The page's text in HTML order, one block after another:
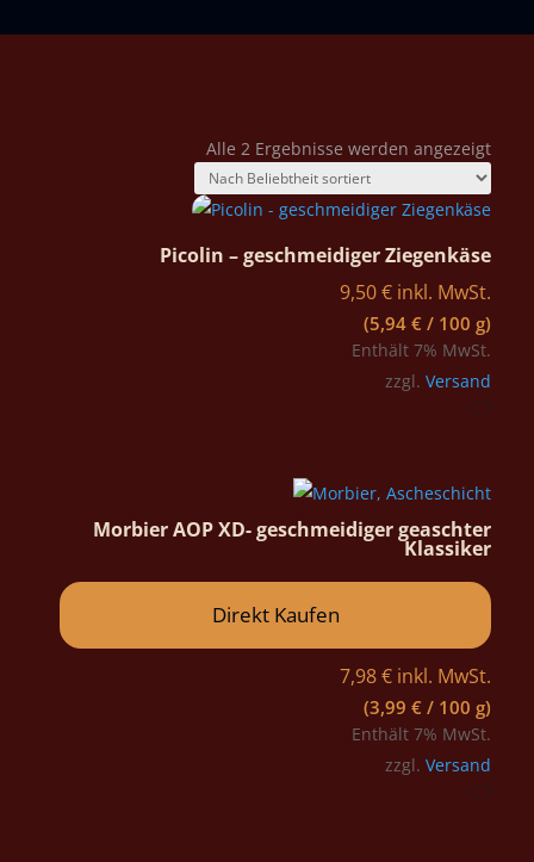
Alle 2 Ergebnisse werden angezeigtNach
Picolin – geschmeidiger Ziegenkäse
9,50€ inkl. MwSt.
(5,94 € / 100 g)
Enthält 7% MwSt.
zzgl. Versand
Morbier AOP XD- geschmeidiger geaschter
Klassiker
Direkt Kaufen
7,98€ inkl. MwSt.
(3,99 € / 100 g)
Enthält 7% MwSt.
zzgl. Versand